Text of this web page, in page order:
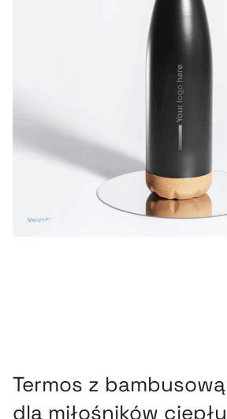
Termos z
dla miłośników